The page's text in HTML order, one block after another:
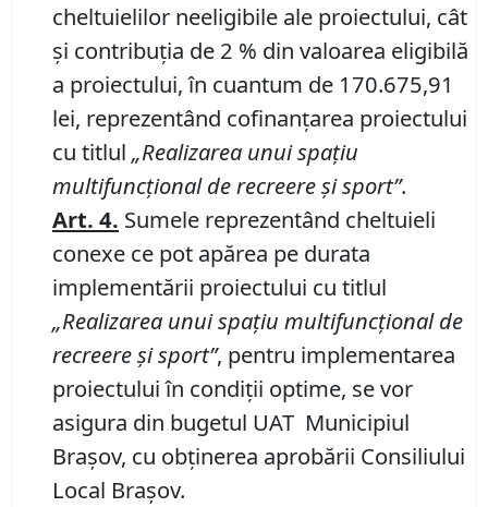
cheltuielilor neeligibile ale proiectului, cât
și contribuția de 2 % din valoarea eligibilă
a proiectului, în cuantum de 170.675,91
lei, reprezentând cofinanțarea proiectului
cu titlul „Realizarea unui spațiu
multifuncțional de recreereși sport”.
Art. 4. Sumele reprezentând cheltuieli
conexe ce pot apărea pe durata
implementării proiectului cu titlul
„Realizarea unui spațiu multifuncțional de
recreereși sport”, pentru implementarea
proiectului în condiții optime, se vor
asigura din bugetul UAT Municipiul
Brașov, cu obținerea aprobării Consiliului
Local Brașov.